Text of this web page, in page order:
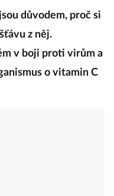
důvodem, proč si
z něj.
v boji proti virům a
o vitamin C